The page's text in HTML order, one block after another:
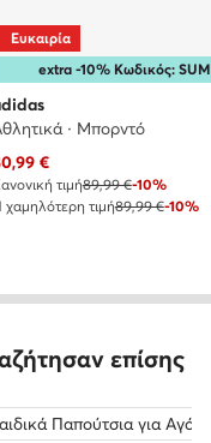
extra -10% Κωδικός:
Ευκαιρία
· Μπορντό
τιμή
€
τιμή89,99 €-10%
χαμηλότερη τιμή89,99 €-10%
επίσης
Παπούτσια για